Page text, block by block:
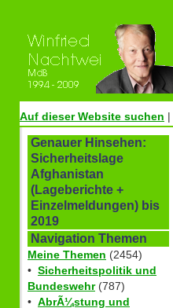
Auf dieser Website suchen |
Genauer Hinsehen:
Sicherheitslage
Afghanistan
(Lageberichte +
Einzelmeldungen) bis
2019
Navigation Themen
Meine Themen (2454)
• Sicherheitspolitik und
Bundeswehr(787)
• AbrÃ¼stung und